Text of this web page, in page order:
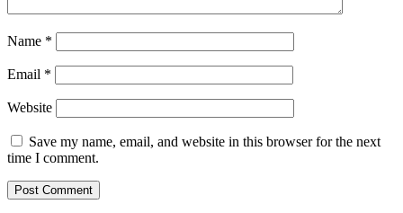
Name *
Email *
Website
Save my name, email, and website in this browser for the next
time I comment.